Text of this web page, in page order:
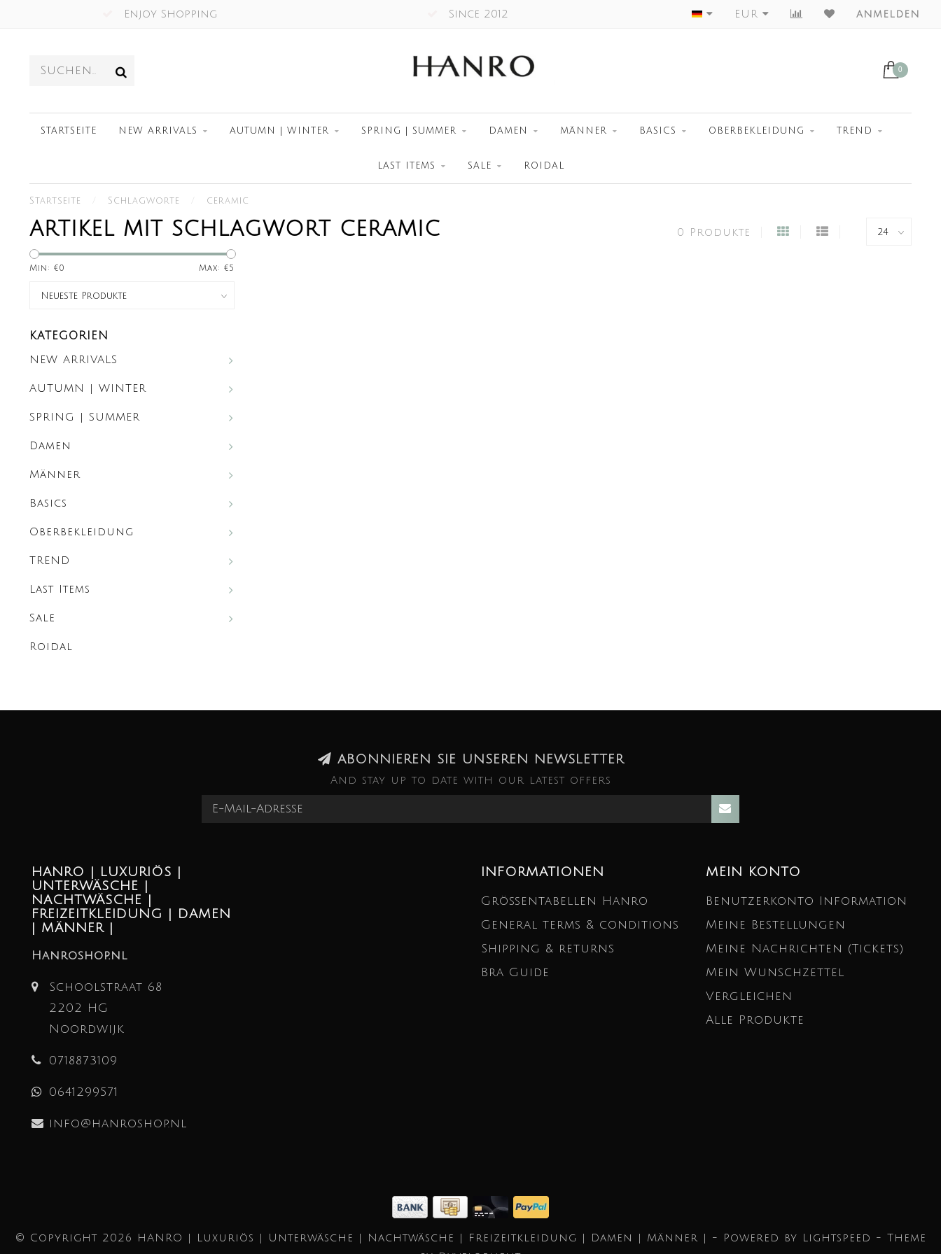
Enjoy Shopping Since 2012 Worldwide Shipment
EUR anmelden
0
STARTSEITE NEW ARRIVALS AUTUMN | WINTER SPRING | SUMMER DAMEN MÄNNER BASICS OBERBEKLEIDUNG TREND
LAST ITEMS SALE ROIDAL
Startseite Schlagworte ceramic
ARTIKEL MIT SCHLAGWORT CERAMIC 0 Produkte
Min: €0 Max: €5
KATEGORIEN
NEW ARRIVALS
AUTUMN | WINTER
SPRING | SUMMER
Damen
Männer
Basics
Oberbekleidung
TREND
Last Items
Sale
Roidal
ABONNIEREN SIE UNSEREN NEWSLETTER
And stay up to date with our latest offers
HANRO | LUXURIÖS |
UNTERWÄSCHE |
NACHTWÄSCHE |
FREIZEITKLEIDUNG | DAMEN
| MÄNNER |
Hanroshop.nl
Schoolstraat 68
2202 HG
Noordwijk
0718873109
0641299571
info@hanroshop.nl
INFORMATIONEN
Größentabellen Hanro
General terms & conditions
Shipping & returns
Bra Guide
MEIN KONTO
Benutzerkonto Information
Meine Bestellungen
Meine Nachrichten (Tickets)
Mein Wunschzettel
Vergleichen
Alle Produkte
© Copyright 2026 HANRO | Luxuriös | Unterwäsche | Nachtwäsche | Freizeitkleidung | Damen | Männer | - Powered by Lightspeed - Theme